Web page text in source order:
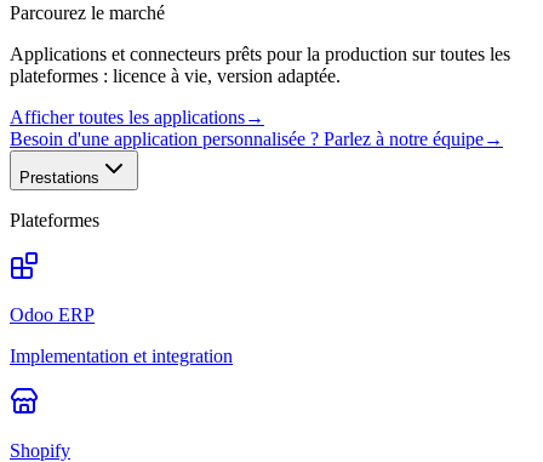
Parcourez le marché
Applications et connecteurs prêts pour la production sur toutes les
plateformes : licence à vie, version adaptée.
Afficher toutes les applications→
Besoin d'une application personnalisée ? Parlez à notre équipe→
Prestations
Plateformes
Odoo ERP
Implementation et integration
Shopify